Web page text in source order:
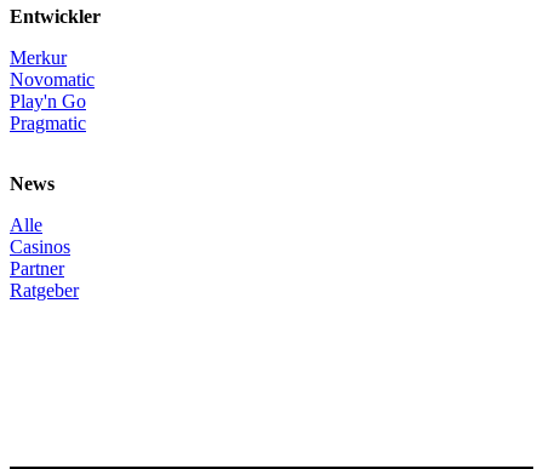
Entwickler
Merkur
Novomatic
Play'n Go
Pragmatic
News
Alle
Casinos
Partner
Ratgeber